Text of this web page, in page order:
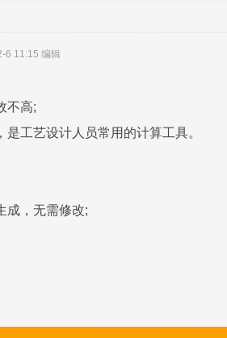
6 11:15 编辑
不高;
工艺设计人员常用的计算工具。
成，无需修改;